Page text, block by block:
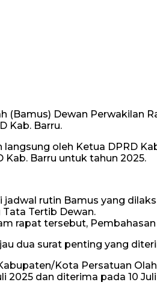
(Bamus) Dewan Perwakilan
Kab. Barru.
oleh Ketua DPRD
Barru untuk tahun 2025.
rutin Bamus yang
Tata Tertib Dewan.
rapat tersebut, Pembahasan
dua surat penting yang
Kota Persatuan
2025 dan diterima pada 10